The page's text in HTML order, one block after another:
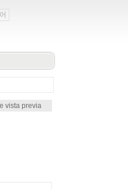
vista previa